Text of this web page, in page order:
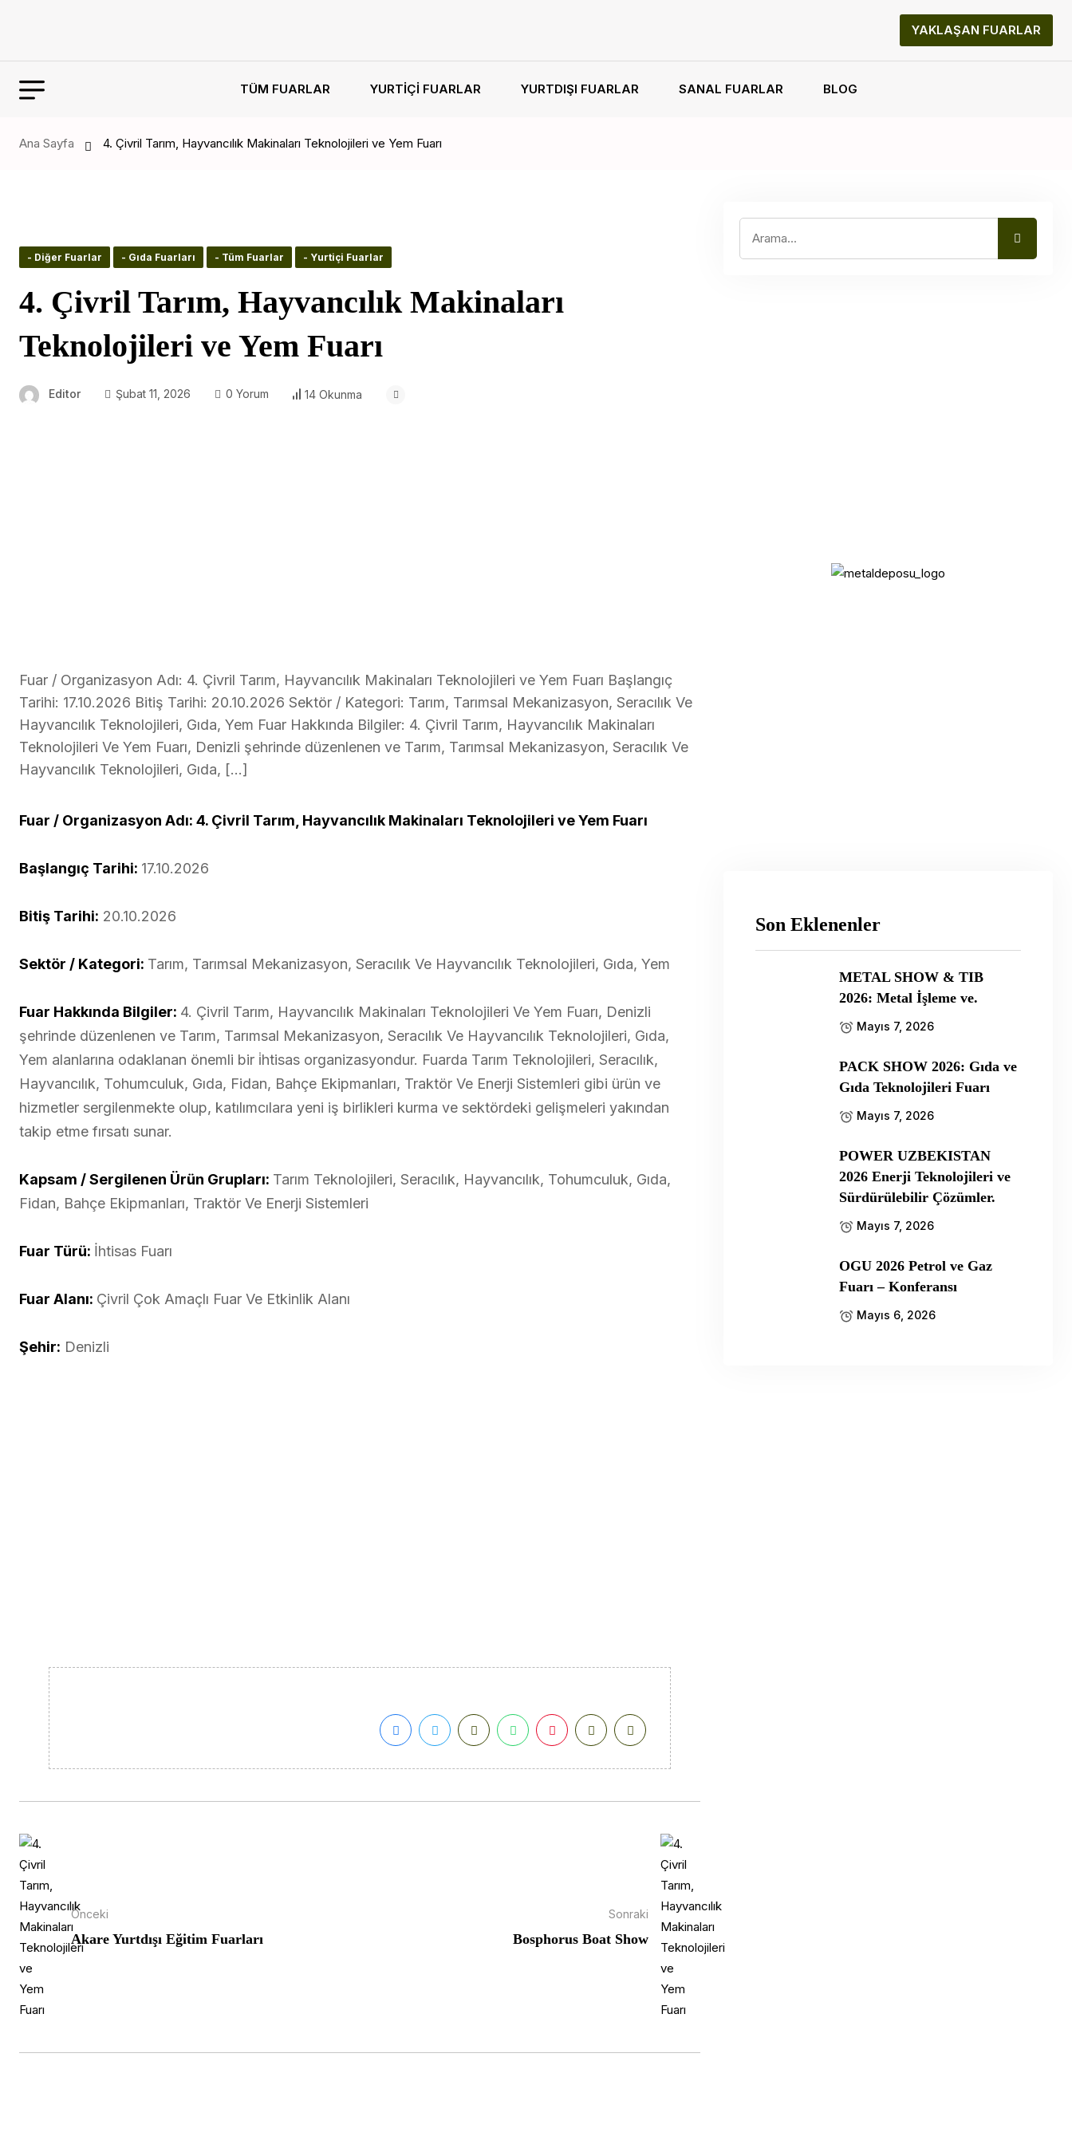
YAKLAŞAN FUARLAR
TÜM FUARLAR YURTIÇI FUARLAR YURTDIŞI FUARLAR SANAL FUARLAR BLOG
Ana Sayfa 4. Çivril Tarım, Hayvancılık Makinaları Teknolojileri ve Yem Fuarı
- Diğer Fuarlar - Gıda Fuarları - Tüm Fuarlar - Yurtiçi Fuarlar
4. Çivril Tarım, Hayvancılık Makinaları
Teknolojileri ve Yem Fuarı
Editor Şubat 11, 2026 0 Yorum 14 Okunma
Fuar / Organizasyon Adı: 4. Çivril Tarım, Hayvancılık Makinaları Teknolojileri ve Yem Fuarı Başlangıç
Tarihi: 17.10.2026 Bitiş Tarihi: 20.10.2026 Sektör / Kategori: Tarım, Tarımsal Mekanizasyon, Seracılık Ve
Hayvancılık Teknolojileri, Gıda, Yem Fuar Hakkında Bilgiler: 4. Çivril Tarım, Hayvancılık Makinaları
Teknolojileri Ve Yem Fuarı, Denizli şehrinde düzenlenen ve Tarım, Tarımsal Mekanizasyon, Seracılık Ve
Hayvancılık Teknolojileri, Gıda, […]
Fuar / Organizasyon Adı: 4. Çivril Tarım, Hayvancılık Makinaları Teknolojileri ve Yem Fuarı
Başlangıç Tarihi: 17.10.2026
Bitiş Tarihi: 20.10.2026
Sektör / Kategori: Tarım, Tarımsal Mekanizasyon, Seracılık Ve Hayvancılık Teknolojileri, Gıda, Yem
Fuar Hakkında Bilgiler: 4. Çivril Tarım, Hayvancılık Makinaları Teknolojileri Ve Yem Fuarı, Denizli
şehrinde düzenlenen ve Tarım, Tarımsal Mekanizasyon, Seracılık Ve Hayvancılık Teknolojileri, Gıda,
Yem alanlarına odaklanan önemli bir i̇htisas organizasyondur. Fuarda Tarım Teknolojileri, Seracılık,
Hayvancılık, Tohumculuk, Gıda, Fidan, Bahçe Ekipmanları, Traktör Ve Enerji Sistemleri gibi ürün ve
hizmetler sergilenmekte olup, katılımcılara yeni iş birlikleri kurma ve sektördeki gelişmeleri yakından
takip etme fırsatı sunar.
Kapsam / Sergilenen Ürün Grupları: Tarım Teknolojileri, Seracılık, Hayvancılık, Tohumculuk, Gıda,
Fidan, Bahçe Ekipmanları, Traktör Ve Enerji Sistemleri
Fuar Türü: İhtisas Fuarı
Fuar Alanı: Çivril Çok Amaçlı Fuar Ve Etkinlik Alanı
Şehir: Denizli
Önceki
Akare Yurtdışı Eğitim Fuarları
Sonraki
Bosphorus Boat Show
Son Eklenenler
METAL SHOW & TIB
2026: Metal İşleme ve.
Mayıs 7, 2026
PACK SHOW 2026: Gıda ve
Gıda Teknolojileri Fuarı
Mayıs 7, 2026
POWER UZBEKISTAN
2026 Enerji Teknolojileri ve
Sürdürülebilir Çözümler.
Mayıs 7, 2026
OGU 2026 Petrol ve Gaz
Fuarı – Konferansı
Mayıs 6, 2026